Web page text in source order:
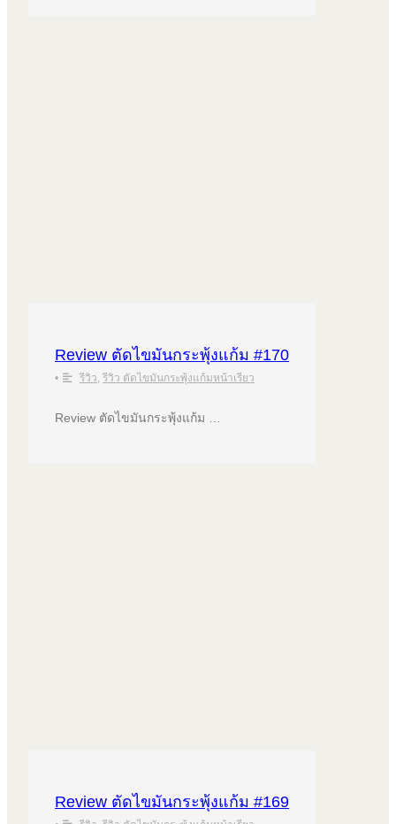
Review ตัดไขมันกระพุ้งแก้ม #170
• รีวิว, รีวิว ตัดไขมันกระพุ้งแก้มหน้าเรียว
Review ตัดไขมันกระพุ้งแก้ม …
Review ตัดไขมันกระพุ้งแก้ม #169